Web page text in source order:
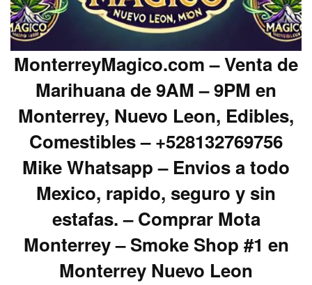
MonterreyMagico.com – Venta de
Marihuana de 9AM – 9PM en
Monterrey, Nuevo Leon, Edibles,
Comestibles – +528132769756
Mike Whatsapp – Envios a todo
Mexico, rapido, seguro y sin
estafas. – Comprar Mota
Monterrey – Smoke Shop #1 en
Monterrey Nuevo Leon